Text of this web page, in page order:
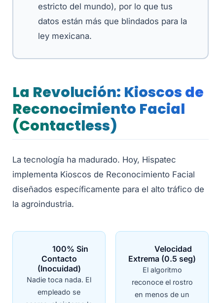
estricto del mundo), por lo que tus
datos están más que blindados para la
ley mexicana.
La Revolución: Kioscos de
Reconocimiento Facial
(Contactless)
La tecnología ha madurado. Hoy, Hispatec
implementa Kioscos de Reconocimiento Facial
diseñados específicamente para el alto tráfico de
la agroindustria.
100% Sin
Contacto
(Inocuidad)
Nadie toca nada. El
empleado se
Velocidad
Extrema (0.5 seg)
El algoritmo
reconoce el rostro
en menos de un